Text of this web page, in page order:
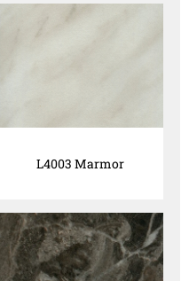
L4003 Marmor